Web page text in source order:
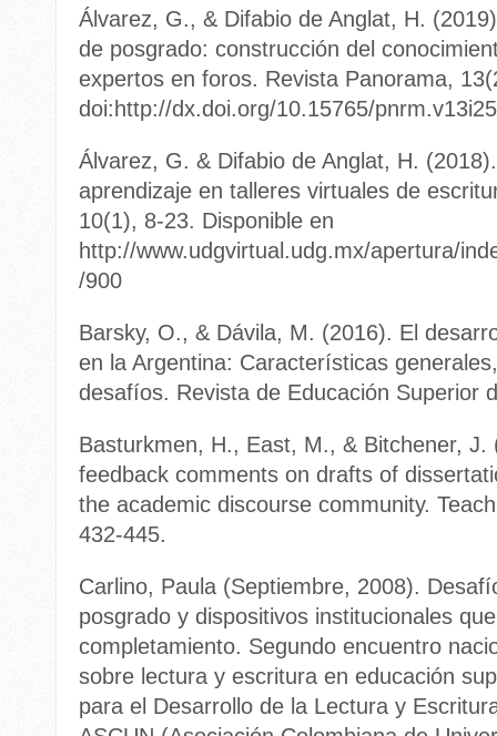
Álvarez, G., & Difabio de Anglat, H.
de posgrado: construcción del
expertos en foros. Revista Panorama,
doi:http://dx.doi.org/10.15765/
Álvarez, G. & Difabio de Anglat, H.
aprendizaje en talleres virtuales de
10(1), 8-23. Disponible en
http://www.udgvirtual.udg.mx/apertura/
/900
Barsky, O., & Dávila, M. (2016). El
en la Argentina: Características
desafíos. Revista de Educación Superior
Basturkmen, H., East, M., & Bitchener, J.
feedback comments on drafts of
the academic discourse community.
432-445.
Carlino, Paula (Septiembre, 2008).
posgrado y dispositivos institucionales
completamiento. Segundo encuentro
sobre lectura y escritura en educación
para el Desarrollo de la Lectura y